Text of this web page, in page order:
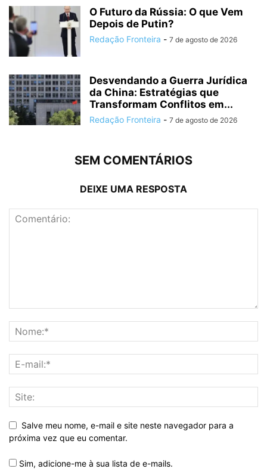
O Futuro da Rússia: O que Vem
Depois de Putin?
Redação Fronteira - 7 de agosto de 2026
Desvendando a Guerra Jurídica
da China: Estratégias que
Transformam Conflitos em...
Redação Fronteira - 7 de agosto de 2026
SEM COMENTÁRIOS
DEIXE UMA RESPOSTA
Salve meu nome, e-mail e site neste navegador para a
próxima vez que eu comentar.
Sim, adicione-me à sua lista de e-mails.